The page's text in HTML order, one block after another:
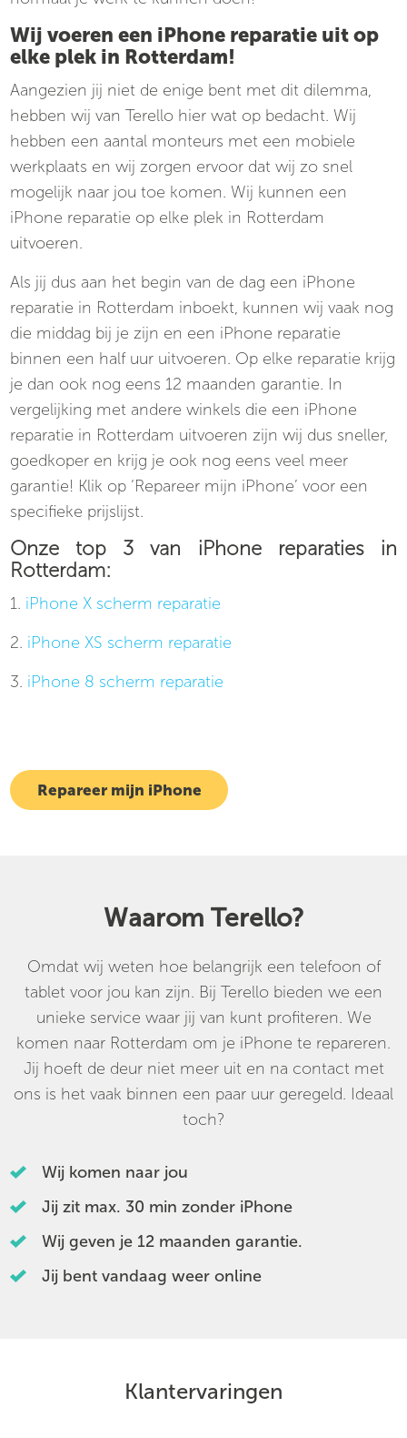
Wij voeren een iPhone reparatie uit op
elke plek in Rotterdam!
Aangezien jij niet de enige bent met dit dilemma,
hebben wij van Terello hier wat op bedacht. Wij
hebben een aantal monteurs met een mobiele
werkplaats en wij zorgen ervoor dat wij zo snel
mogelijk naar jou toe komen. Wij kunnen een
iPhone reparatie op elke plek in Rotterdam
uitvoeren.
Als jij dus aan het begin van de dag een iPhone
reparatie in Rotterdam inboekt, kunnen wij vaak nog
die middag bij je zijn en een iPhone reparatie
binnen een half uur uitvoeren. Op elke reparatie krijg
je dan ook nog eens 12 maanden garantie. In
vergelijking met andere winkels die een iPhone
reparatie in Rotterdam uitvoeren zijn wij dus sneller,
goedkoper en krijg je ook nog eens veel meer
garantie! Klik op ‘Repareer mijn iPhone’ voor een
specifieke prijslijst.
Onze top 3 van iPhone reparaties in
Rotterdam:
1. iPhone X scherm reparatie
2. iPhone XS scherm reparatie
3. iPhone 8 scherm reparatie
Repareer mijn iPhone
Waarom Terello?
Omdat wij weten hoe belangrijk een telefoon of
tablet voor jou kan zijn. Bij Terello bieden we een
unieke service waar jij van kunt profiteren. We
komen naar Rotterdam om je iPhone te repareren.
Jij hoeft de deur niet meer uit en na contact met
ons is het vaak binnen een paar uur geregeld. Ideaal
toch?
Wij komen naar jou
Jij zit max. 30 min zonder iPhone
Wij geven je 12 maanden garantie.
Jij bent vandaag weer online
Klantervaringen